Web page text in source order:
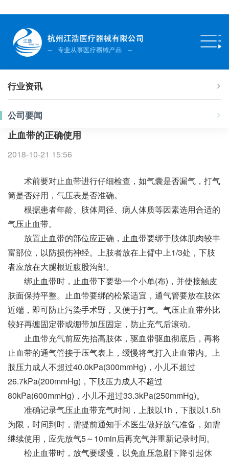
行业资讯
公司要闻
止血带的正确使用
2018-10-21 15:56
术前要对止血带进行仔细检查，如气囊是否漏气，打气
筒是否好用，气压表是否准确。
根据患者年龄、肢体周径、病人体质等因素选用合适的
气压止血带。
放置止血带的部位应正确，止血带要绑于肢体肌肉较丰
富部位，以防损伤神经。上肢者放在上臂中上1/3处，下肢
者应放在大腿根近腹股沟部。
绑止血带时，止血带下要垫一个小单(布)，并使接触皮
肤面保持平整。止血带要绑的松紧适宜，通气管要放在肢体
近端，即可防止污染手术野，又便于打气。气压止血带外比
较好再缠固定带或绷带加压固定，防止充气后滚动。
止血带充气前应先抬高肢体，驱血带驱血彻底后，再将
止血带的通气管接于压气表上，缓慢将气打入止血带内。上
肢压力成人不超过40.0kPa(300mmHg)，小儿不超过
26.7kPa(200mmHg)，下肢压力成人不超过
80kPa(600mmHg)，小儿不超过33.3kPa(250mmHg)。
准确记录气压止血带充气时间，上肢以1h，下肢以1.5h
为限，时间到时，需提前通知手术医生做好放气准备，如需
继续使用，应先放气5～10min后再充气并重新记录时间。
松止血带时，放气要缓慢，以免血压急剧下降引起休